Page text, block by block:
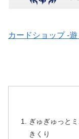
カードショップ -
ぎゅぎゅっと
きくり